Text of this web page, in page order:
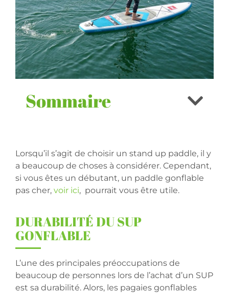
Sommaire
Lorsqu’il s’agit de choisir un stand up paddle, il y
a beaucoup de choses à considérer. Cependant,
si vous êtes un débutant, un paddle gonflable
pas cher, voir ici, pourrait vous être utile.
DURABILITÉDU SUP
GONFLABLE
L’une des principales préoccupations de
beaucoup de personnes lors de l’achat d’un SUP
est sa durabilité. Alors, les pagaies gonflables